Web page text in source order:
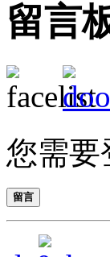
留言
您需要
留言